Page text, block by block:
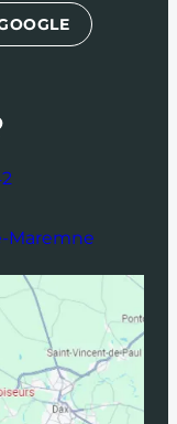
Maremne